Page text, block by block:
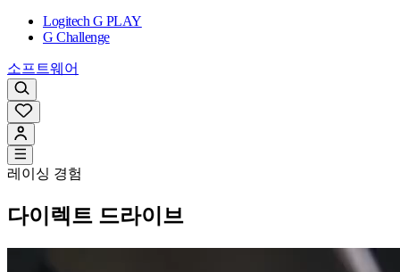
Logitech G PLAY
G Challenge
소프트웨어
레이싱 경험
다이렉트 드라이브